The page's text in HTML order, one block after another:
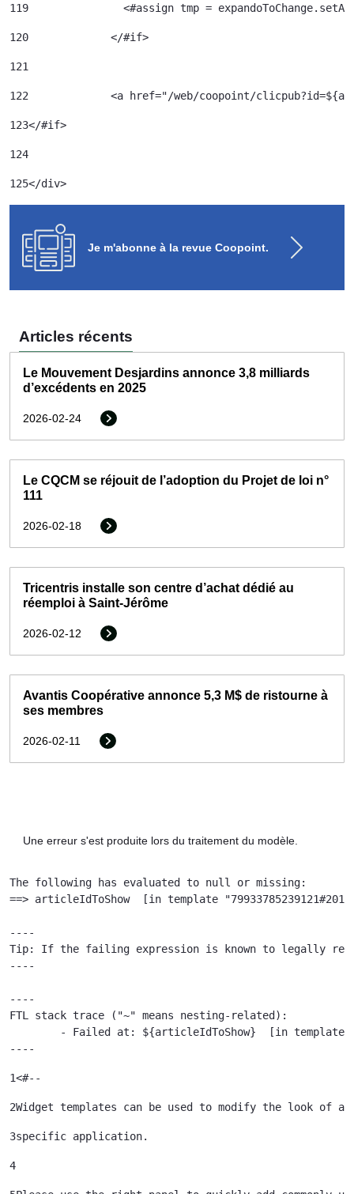
119
120
121
122
<a href="/web/coopoint/
123</#if>
124
125</div>
Je m'abonne à la revue Coopoint.
Articles récents
Le Mouvement Desjardins annonce 3,8 milliards
d’excédents en 2025
2026-02-24
Le CQCM se réjouit de l’adoption du Projet de loi n°
111
2026-02-18
Tricentris installe son centre d’achat dédié au
réemploi à Saint-Jérôme
2026-02-12
Avantis Coopérative annonce 5,3 M$ de ristourne à
ses membres
2026-02-11
Une erreur s'est produite lors du traitement du modèle.
The following has evaluated to null or missing:
==> articleIdToShow  [in template
----
Tip: If the failing expression is known to legally refer
----
----
FTL stack trace ("~" means nesting-related):
----
1<#--
2Widget templates can be used to modify the look of a
3specific application.
4